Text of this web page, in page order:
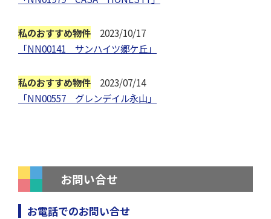
私のおすすめ物件 2023/10/17
「NN00141 サンハイツ郷ケ丘」
私のおすすめ物件 2023/07/14
「NN00557 グレンデイル永山」
お問い合せ
お電話でのお問い合せ